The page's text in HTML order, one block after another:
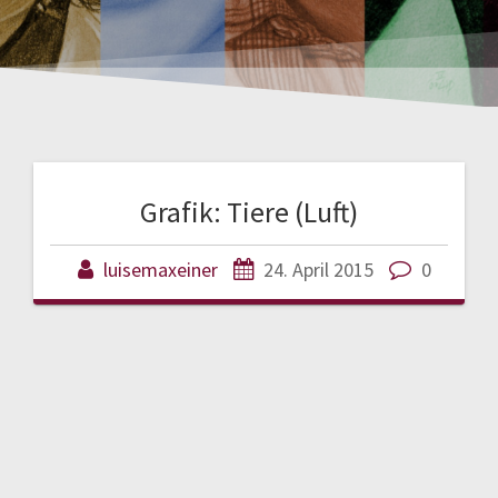
Grafik: Tiere (Luft)
luisemaxeiner 24. April 2015 0